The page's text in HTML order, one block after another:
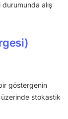
alış
göstergenin
stokastik